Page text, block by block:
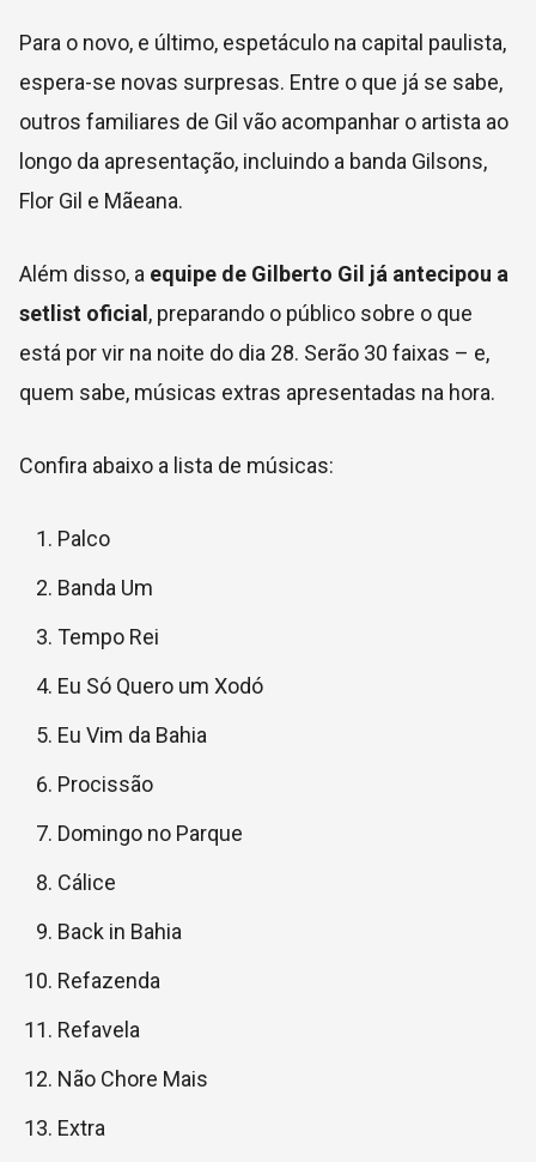
Para o novo, e último, espetáculo na capital paulista,
espera-se novas surpresas. Entre o que já se sabe,
outros familiares de Gil vão acompanhar o artista ao
longo da apresentação, incluindo a banda Gilsons,
Flor Gil e Mãeana.
Além disso, a equipe de Gilberto Gil já antecipou a
setlist oficial, preparando o público sobre o que
está por vir na noite do dia 28. Serão 30 faixas – e,
quem sabe, músicas extras apresentadas na hora.
Confira abaixo a lista de músicas:
Palco
Banda Um
Tempo Rei
Eu Só Quero um Xodó
Eu Vim da Bahia
Procissão
Domingo no Parque
Cálice
Back in Bahia
Refazenda
Refavela
Não Chore Mais
Extra